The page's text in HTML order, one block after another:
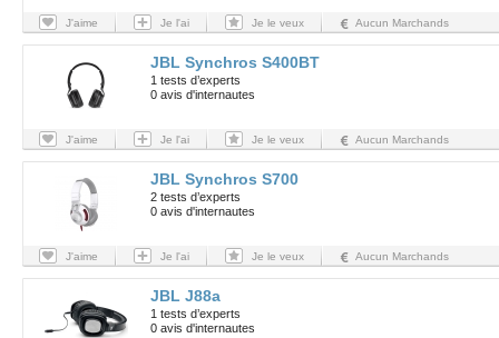
J'aime Je l'ai Je le veux Aucun Marchands
JBL Synchros S400BT
1 tests d’experts
0 avis d'internautes
J'aime Je l'ai Je le veux Aucun Marchands
JBL Synchros S700
2 tests d’experts
0 avis d'internautes
J'aime Je l'ai Je le veux Aucun Marchands
JBL J88a
1 tests d’experts
0 avis d'internautes